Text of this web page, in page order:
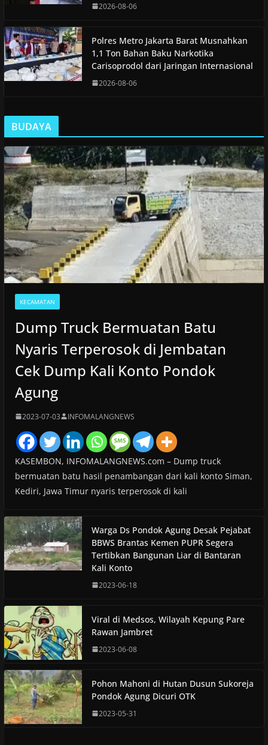
2026-08-06
Polres Metro Jakarta Barat Musnahkan
1,1 Ton Bahan Baku Narkotika
Carisoprodol dari Jaringan Internasional
2026-08-06
BUDAYA
KECAMATAN
Dump Truck Bermuatan Batu
Nyaris Terperosok di Jembatan
Cek Dump Kali Konto Pondok
Agung
2023-07-03 INFOMALANGNEWS
KASEMBON, INFOMALANGNEWS.com – Dump truck
bermuatan batu hasil penambangan dari kali konto Siman,
Kediri, Jawa Timur nyaris terperosok di kali
Warga Ds Pondok Agung Desak Pejabat
BBWS Brantas Kemen PUPR Segera
Tertibkan Bangunan Liar di Bantaran
Kali Konto
2023-06-18
Viral di Medsos, Wilayah Kepung Pare
Rawan Jambret
2023-06-08
Pohon Mahoni di Hutan Dusun Sukoreja
Pondok Agung Dicuri OTK
2023-05-31